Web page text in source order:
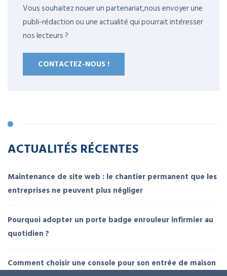
Vous souhaitez nouer un partenariat,nous envoyer une
publi-rédaction ou une actualité qui pourrait intéresser
nos lecteurs ?
CONTACTEZ-NOUS !
ACTUALITÉS RÉCENTES
Maintenance de site web : le chantier permanent que les
entreprises ne peuvent plus négliger
Pourquoi adopter un porte badge enrouleur infirmier au
quotidien ?
Comment choisir une console pour son entrée de maison